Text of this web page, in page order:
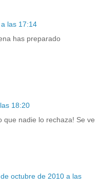
las 17:14
has preparado
18:20
que nadie lo rechaza! Se ve
octubre de 2010 a las